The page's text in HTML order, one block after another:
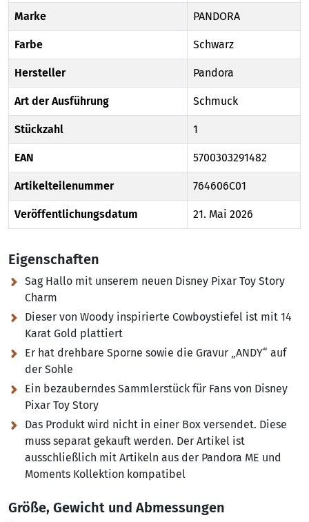
Marke PANDORA
Farbe Schwarz
Hersteller Pandora
Art der Ausführung Schmuck
Stückzahl 1
EAN 5700303291482
Artikelteilenummer 764606C01
Veröffentlichungsdatum 21. Mai 2026
Eigenschaften
Sag Hallo mit unserem neuen Disney Pixar Toy Story
Charm
Dieser von Woody inspirierte Cowboystiefel ist mit 14
Karat Gold plattiert
Er hat drehbare Sporne sowie die Gravur „ANDY“ auf
der Sohle
Ein bezauberndes Sammlerstück für Fans von Disney
Pixar Toy Story
Das Produkt wird nicht in einer Box versendet. Diese
muss separat gekauft werden. Der Artikel ist
ausschließlich mit Artikeln aus der Pandora ME und
Moments Kollektion kompatibel
Größe, Gewicht und Abmessungen